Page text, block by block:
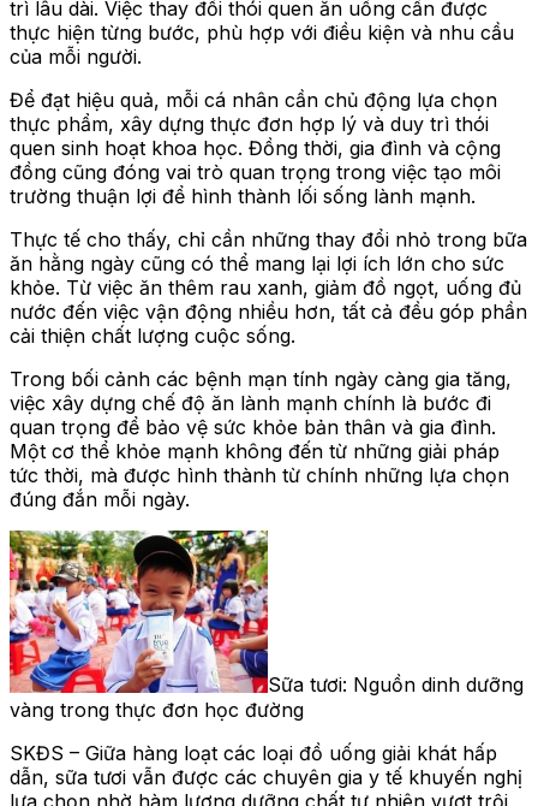
trì lâu dài. Việc thay đổi thói quen ăn uống cần được
thực hiện từng bước, phù hợp với điều kiện và nhu cầu
của mỗi người.
Để đạt hiệu quả, mỗi cá nhân cần chủ động lựa chọn
thực phẩm, xây dựng thực đơn hợp lý và duy trì thói
quen sinh hoạt khoa học. Đồng thời, gia đình và cộng
đồng cũng đóng vai trò quan trọng trong việc tạo môi
trường thuận lợi để hình thành lối sống lành mạnh.
Thực tế cho thấy, chỉ cần những thay đổi nhỏ trong bữa
ăn hằng ngày cũng có thể mang lại lợi ích lớn cho sức
khỏe. Từ việc ăn thêm rau xanh, giảm đồ ngọt, uống đủ
nước đến việc vận động nhiều hơn, tất cả đều góp phần
cải thiện chất lượng cuộc sống.
Trong bối cảnh các bệnh mạn tính ngày càng gia tăng,
việc xây dựng chế độ ăn lành mạnh chính là bước đi
quan trọng để bảo vệ sức khỏe bản thân và gia đình.
Một cơ thể khỏe mạnh không đến từ những giải pháp
tức thời, mà được hình thành từ chính những lựa chọn
đúng đắn mỗi ngày.
Sữa tươi: Nguồn dinh dưỡng
vàng trong thực đơn học đường
SKĐS – Giữa hàng loạt các loại đồ uống giải khát hấp
dẫn, sữa tươi vẫn được các chuyên gia y tế khuyến nghị
lựa chọn nhờ hàm lượng dưỡng chất tự nhiên vượt trội,